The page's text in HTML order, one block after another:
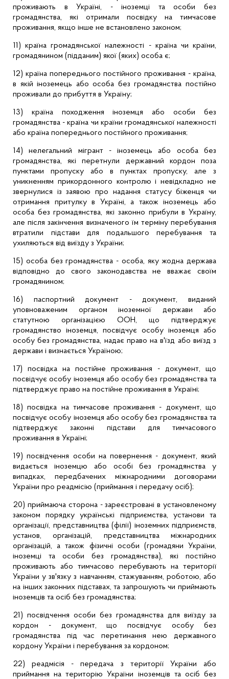
проживають в Україні, - іноземці та особи без
громадянства, які отримали посвідку на тимчасове
проживання, якщо інше не встановлено законом;
11) країна громадянської належності - країна чи країни,
громадянином (підданим) якої (яких) особа є;
12) країна попереднього постійного проживання - країна,
в якій іноземець або особа без громадянства постійно
проживали до прибуття в Україну;
13) країна походження іноземця або особи без
громадянства - країна чи країни громадянської належності
або країна попереднього постійного проживання;
14) нелегальний мігрант - іноземець або особа без
громадянства, які перетнули державний кордон поза
пунктами пропуску або в пунктах пропуску, але з
уникненням прикордонного контролю і невідкладно не
звернулися із заявою про надання статусу біженця чи
отримання притулку в Україні, а також іноземець або
особа без громадянства, які законно прибули в Україну,
але після закінчення визначеного їм терміну перебування
втратили підстави для подальшого перебування та
ухиляються від виїзду з України;
15) особа без громадянства - особа, яку жодна держава
відповідно до свого законодавства не вважає своїм
громадянином;
16) паспортний документ - документ, виданий
уповноваженим органом іноземної держави або
статутною організацією ООН, що підтверджує
громадянство іноземця, посвідчує особу іноземця або
особу без громадянства, надає право на в'їзд або виїзд з
держави і визнається Україною;
17) посвідка на постійне проживання - документ, що
посвідчує особу іноземця або особу без громадянства та
підтверджує право на постійне проживання в Україні;
18) посвідка на тимчасове проживання - документ, що
посвідчує особу іноземця або особу без громадянства та
підтверджує законні підстави для тимчасового
проживання в Україні;
19) посвідчення особи на повернення - документ, який
видається іноземцю або особі без громадянства у
випадках, передбачених міжнародними договорами
України про реадмісію (приймання і передачу осіб);
20) приймаюча сторона - зареєстровані в установленому
законом порядку українські підприємства, установи та
організації, представництва (філії) іноземних підприємств,
установ, організацій, представництва міжнародних
організацій, а також фізичні особи (громадяни України,
іноземці та особи без громадянства), які постійно
проживають або тимчасово перебувають на території
України у зв'язку з навчанням, стажуванням, роботою, або
на інших законних підставах, та запрошують чи приймають
іноземців та осіб без громадянства;
21) посвідчення особи без громадянства для виїзду за
кордон - документ, що посвідчує особу без
громадянства під час перетинання нею державного
кордону України і перебування за кордоном;
22)реадмісія - передача з території України або
приймання на територію України іноземців та осіб без